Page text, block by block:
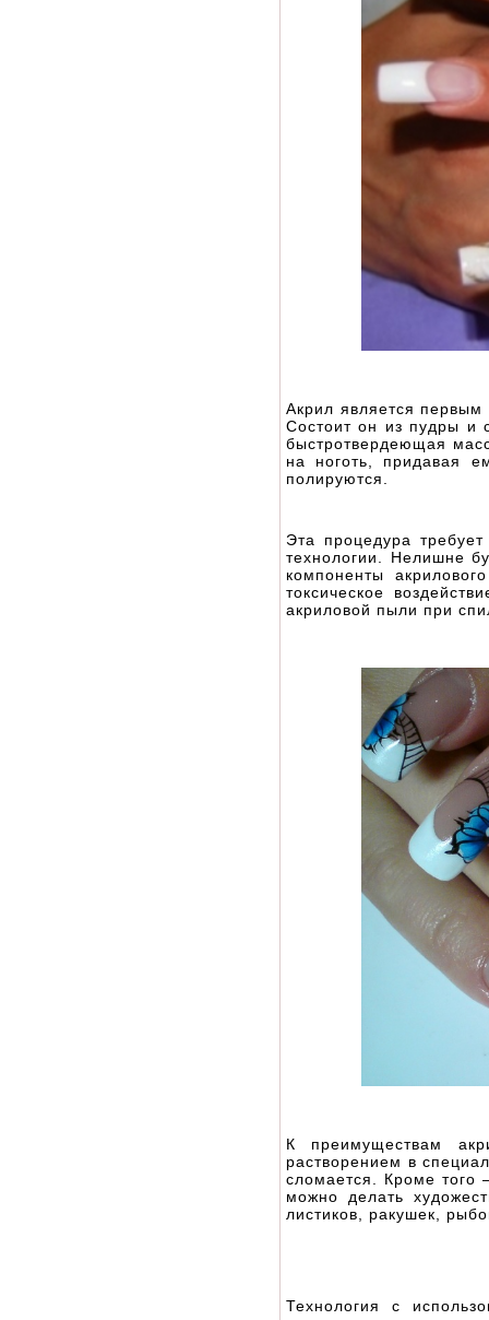
Акрил является
Состоит он из пудры и
быстротвердеющая
на ноготь, придавая
полируются.
Эта процедура
технологии. Нелишне
компоненты
токсическое
акриловой пыли при
К преимуществам
растворением в
сломается. Кроме того
можно делать
листиков, ракушек,
Технология с